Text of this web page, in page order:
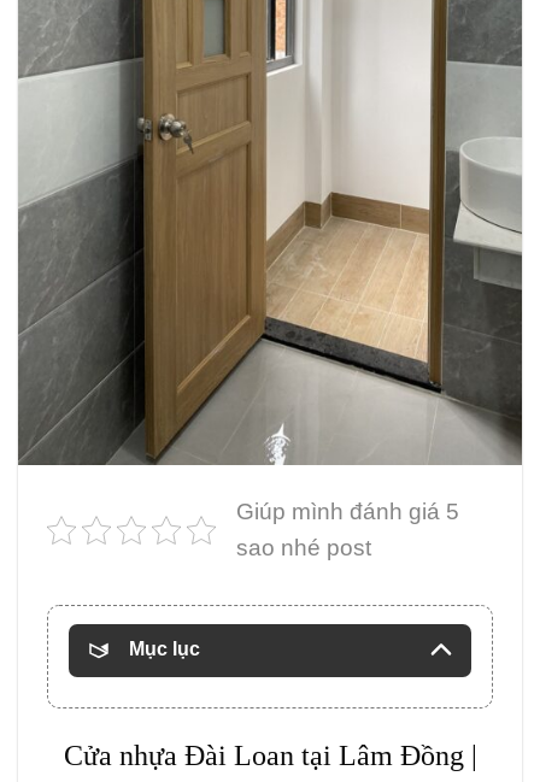
Giúp mình đánh giá 5
sao nhé post
Mục lục
Cửa nhựa Đài Loan tại Lâm Đồng |